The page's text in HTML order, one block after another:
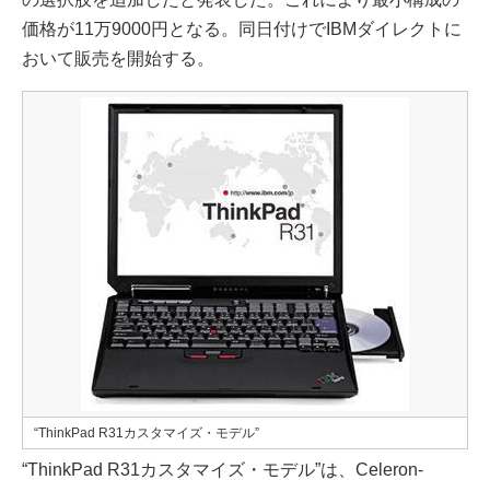
価格が11万9000円となる。同日付けでIBMダイレクトに
おいて販売を開始する。
“ThinkPad R31カスタマイズ・モデル”
“ThinkPad R31カスタマイズ・モデル”は、Celeron-